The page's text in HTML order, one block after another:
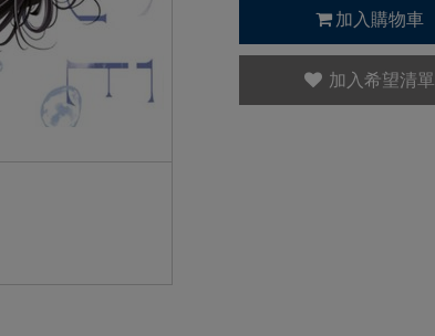
加入購物車
加入希望清單